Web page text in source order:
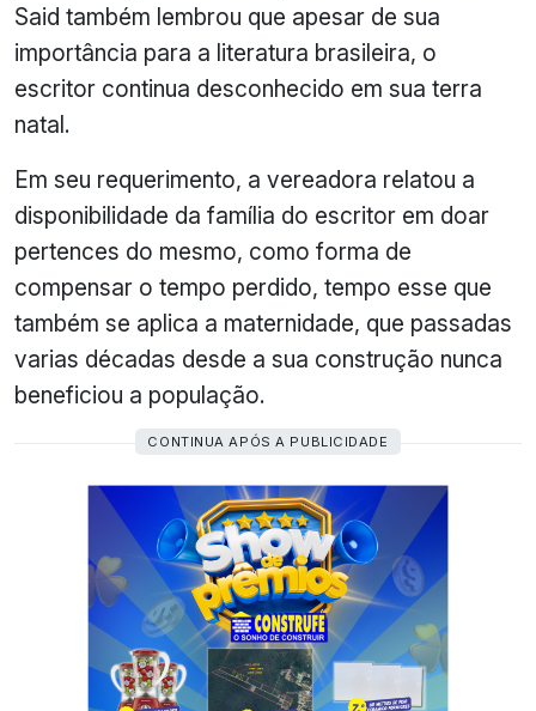
Said também lembrou que apesar de sua
importância para a literatura brasileira, o
escritor continua desconhecido em sua terra
natal.
Em seu requerimento, a vereadora relatou a
disponibilidade da família do escritor em doar
pertences do mesmo, como forma de
compensar o tempo perdido, tempo esse que
também se aplica a maternidade, que passadas
varias décadas desde a sua construção nunca
beneficiou a população.
CONTINUA APÓS A PUBLICIDADE